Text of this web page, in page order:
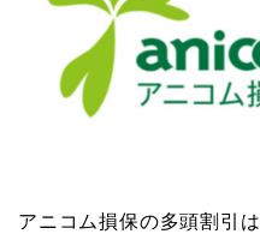
アニコム損保の多頭割引は